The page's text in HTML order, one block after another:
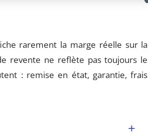
rarement la marge réelle sur la
revente ne reflète pas toujours le
: remise en état, garantie, frais